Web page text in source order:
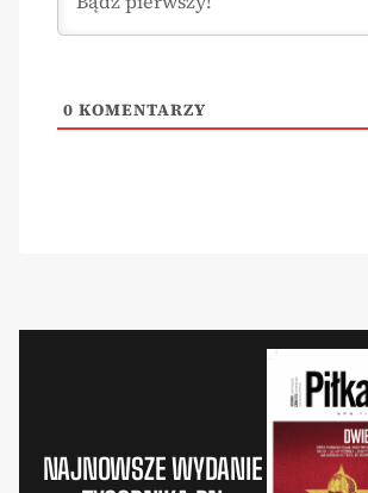
0 KOMENTARZY
NAJNOWSZE WYDANIE